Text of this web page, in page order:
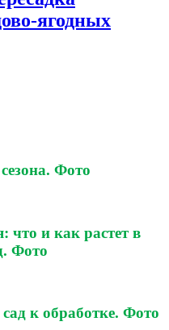
ягодных
Фото
что и как растет в
Фото
к обработке. Фото